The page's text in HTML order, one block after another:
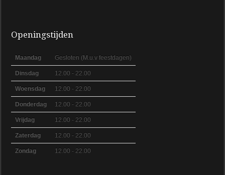
Openingstijden
Maandag Gesloten (M.u.v feestdagen)
Dinsdag 12.00 - 22.00
Woensdag 12.00 - 22.00
Donderdag 12.00 - 22.00
Vrijdag 12.00 - 22.00
Zaterdag 12.00 - 22.00
Zondag 12.00 - 22.00